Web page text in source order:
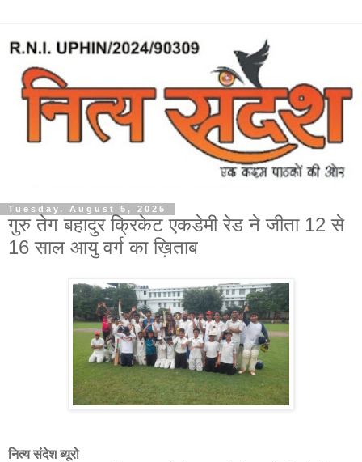
Tuesday, August 5, 2025
गुरु तेग बहादुर क्रिकेट एकडेमी रेड ने जीता 12 से
16 साल आयु वर्ग का ख़िताब
नित्य संदेश ब्यूरो